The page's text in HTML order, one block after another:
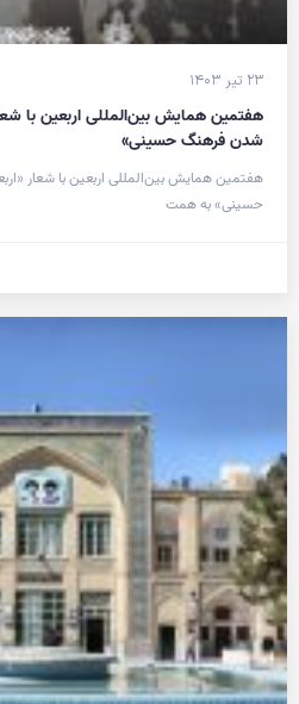
۲۳ تیر ۱۴۰۳
هفتمین همایش بین‌المللی اربعین با
شدن فرهنگ حسینی»
هفتمین همایش بین‌المللی اربعین با شعار
حسینی» به همت